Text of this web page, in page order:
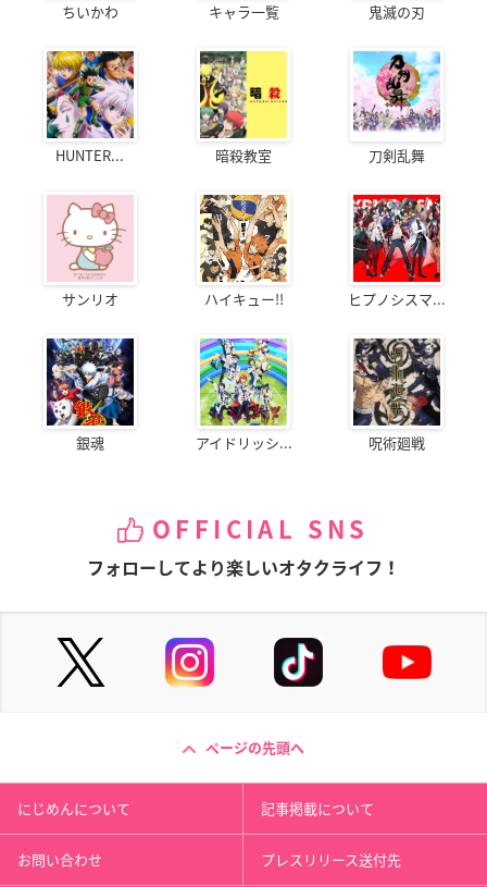
ちいかわ キャラ一覧 鬼滅の刃
HUNTER... 暗殺教室 刀剣乱舞
サンリオ ハイキュー!! ヒプノシスマ...
銀魂 アイドリッシ... 呪術廻戦
OFFICIAL SNS
フォローしてより楽しいオタクライフ！
ページの先頭へ
にじめんについて 記事掲載について
お問い合わせ プレスリリース送付先